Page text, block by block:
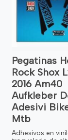
Pegatinas
Rock Shox
2016 Am40
Aufkleber
Adesivi
Mtb
Adhesivos en